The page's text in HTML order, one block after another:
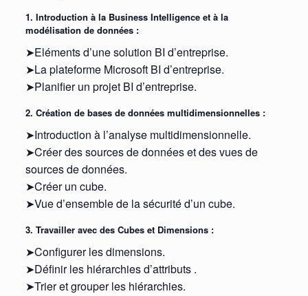
1. Introduction à la Business Intelligence et à la
modélisation de données :
➤Eléments d’une solution BI d’entreprise.
➤La plateforme Microsoft BI d’entreprise.
➤Planifier un projet BI d’entreprise.
2. Création de bases de données multidimensionnelles :
➤Introduction à l’analyse multidimensionnelle.
➤Créer des sources de données et des vues de
sources de données.
➤Créer un cube.
➤Vue d’ensemble de la sécurité d’un cube.
3. Travailler avec des Cubes et Dimensions :
➤Configurer les dimensions.
➤Définir les hiérarchies d’attributs .
➤Trier et grouper les hiérarchies.